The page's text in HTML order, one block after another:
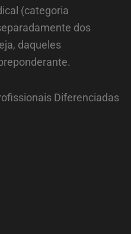
(categoria
dos
daqueles
Diferenciadas